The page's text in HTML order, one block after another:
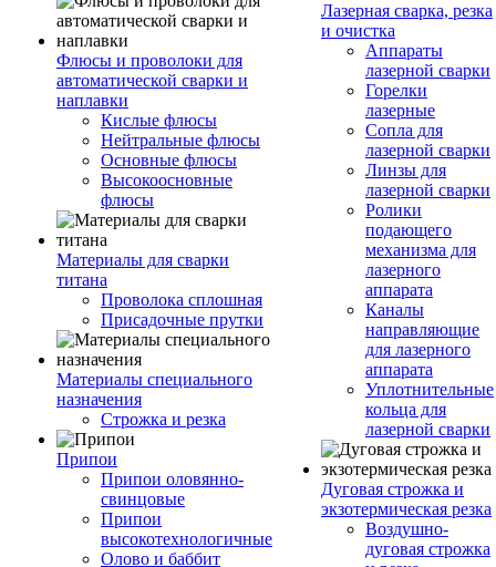
Флюсы и проволоки для
автоматической сварки и
наплавки
Кислые флюсы
Нейтральные флюсы
Основные флюсы
Высокоосновные
флюсы
Материалы для сварки
титана
Проволока сплошная
Присадочные прутки
Материалы специального
назначения
Строжка и резка
Припои
Припои оловянно-
свинцовые
Припои
высокотехнологичные
Олово и баббит
Лазерная сварка, резка
и очистка
Аппараты
лазерной сварки
Горелки
лазерные
Сопла для
лазерной сварки
Линзы для
лазерной сварки
Ролики
подающего
механизма для
лазерного
аппарата
Каналы
направляющие
для лазерного
аппарата
Уплотнительные
кольца для
лазерной сварки
Дуговая строжка и
экзотермическая резка
Воздушно-
дуговая строжка